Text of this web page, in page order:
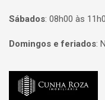
Sábados: 08h00 às
Domingos e feriados:
Página inicial